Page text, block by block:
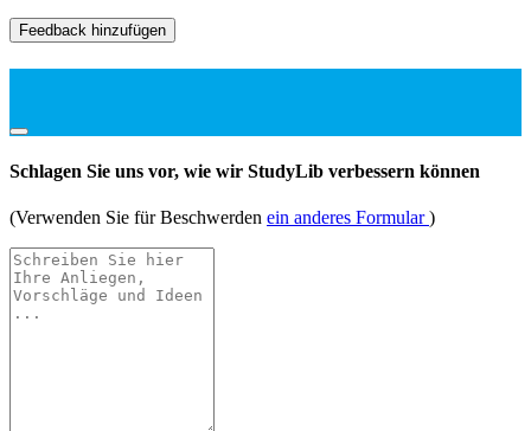
Feedback hinzufügen
Schlagen Sie uns vor, wie wir StudyLib verbessern können
(Verwenden Sie für Beschwerden ein anderes Formular)